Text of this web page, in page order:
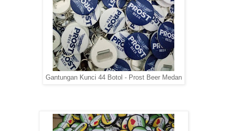
Gantungan Kunci 44 Botol - Prost Beer Medan